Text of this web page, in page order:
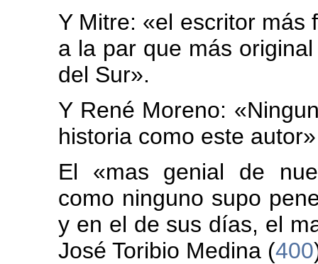
Y Mitre: «el escritor más
a la par que más
del Sur».
Y René Moreno:
historia como este
El «mas genial de
como ninguno supo
y en el de sus días, el
José Toribio Medina (400